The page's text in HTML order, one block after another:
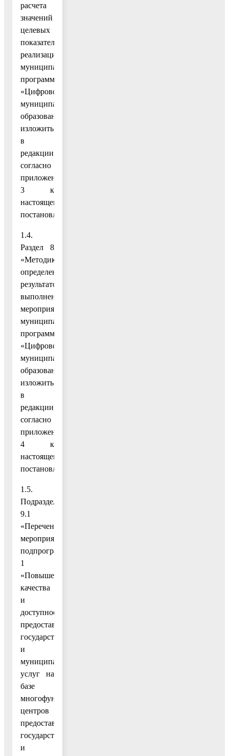
расчета
значений
целевых
показателей
реализации
муниципальной
программы
«Цифровое
муниципальное
образование»
изложить
в
редакции
согласно
приложению
3 к
настоящему
постановлению;
1.4.
Раздел 8
«Методика
определения
результатов
выполнения
мероприятий
муниципальной
программы
«Цифровое
муниципальное
образование»
изложить
в
редакции
согласно
приложению
4 к
настоящему
постановлению;
1.5.
Подраздел
9.1
«Перечень
мероприятий
подпрограммы
1
«Повышение
качества
и
доступности
предоставления
государственных
и
муниципальных
услуг на
базе
многофункциональных
центров
предоставления
государственных
и